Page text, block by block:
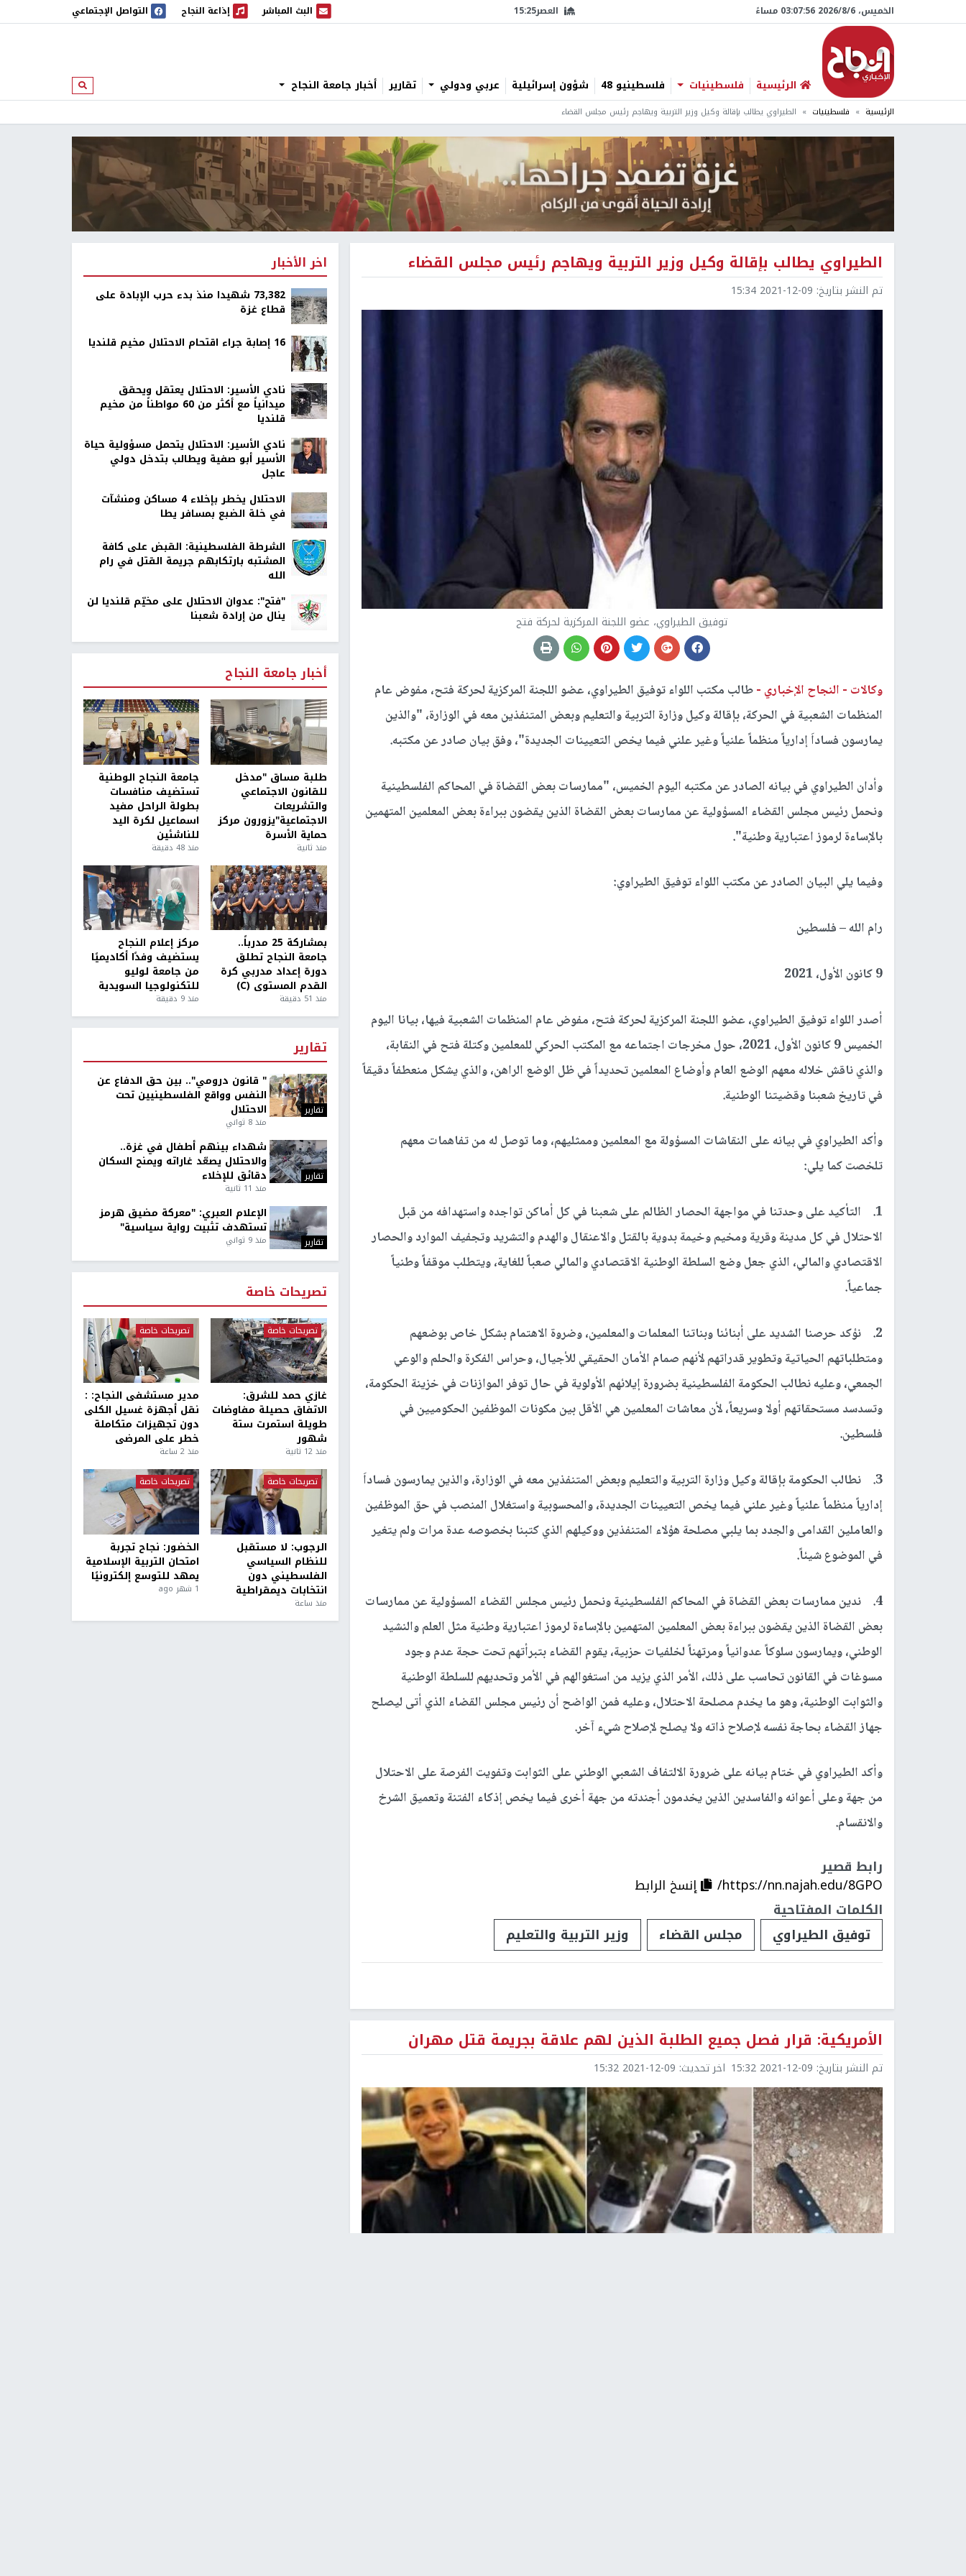
الخميس، 6/‏8/‏2026 03:07:57 مساءً العصر15:25 البث المباشر
البث المباشر إذاعة النجاح
إذاعة النجاح التواصل الإجتماعي
الرئيسية فلسطينيات فلسطينيو 48 شؤون إسرائيلية عربي ودولي تقارير أخبار جامعة النجاح ابحث
الرئيسية فلسطينيات الطيراوي يطالب بإقالة وكيل وزير التربية ويهاجم رئيس مجلس القضاء
الطيراوي يطالب بإقالة وكيل وزير التربية ويهاجم رئيس مجلس القضاء
تم النشر بتاريخ: 2021-12-09 15:34
توفيق الطيراوي، عضو اللجنة المركزية لحركة فتح
وكالات - النجاح الإخباري -طالب مكتب اللواء توفيق الطيراوي، عضو اللجنة المركزية لحركة فتح، مفوض عام
المنظمات الشعبية في الحركة، بإقالة وكيل وزارة التربية والتعليم وبعض المتنفذين معه في الوزارة، "والذين
يمارسون فساداَ إدارياً منظماً علنياً وغير علني فيما يخص التعيينات الجديدة"، وفق بيان صادر عن مكتبه.
وأدان الطيراوي في بيانه الصادر عن مكتبه اليوم الخميس، "ممارسات بعض القضاة في المحاكم الفلسطينية
ونحمل رئيس مجلس القضاء المسؤولية عن ممارسات بعض القضاة الذين يقضون ببراءة بعض المعلمين المتهمين
بالإساءة لرموز اعتبارية وطنية".
وفيما يلي البيان الصادر عن مكتب اللواء توفيق الطيراوي:
رام الله – فلسطين
9 كانون الأول، 2021
أصدر اللواء توفيق الطيراوي، عضو اللجنة المركزية لحركة فتح، مفوض عام المنظمات الشعبية فيها، بيانا اليوم
الخميس 9 كانون الأول، 2021، حول مخرجات اجتماعه مع المكتب الحركي للمعلمين وكتلة فتح في النقابة،
والذي ناقش خلاله معهم الوضع العام وأوضاع المعلمين تحديداً في ظل الوضع الراهن، والذي يشكل منعطفاً دقيقاً
في تاريخ شعبنا وقضيتنا الوطنية.
وأكد الطيراوي في بيانه على النقاشات المسؤولة مع المعلمين وممثليهم، وما توصل له من تفاهمات معهم
تلخصت كما يلي:
1. التأكيد على وحدتنا في مواجهة الحصار الظالم على شعبنا في كل أماكن تواجده واستهدافه من قبل
الاحتلال في كل مدينة وقرية ومخيم وخيمة بدوية بالقتل والاعنقال والهدم والتشريد وتجفيف الموارد والحصار
الاقتصادي والمالي، الذي جعل وضع السلطة الوطنية الاقتصادي والمالي صعباً للغاية، ويتطلب موقفاً وطنياً
جماعياً.
2. نؤكد حرصنا الشديد على أبنائنا وبناتنا المعلمات والمعلمين، وضروة الاهتمام بشكل خاص بوضعهم
ومتطلباتهم الحياتية وتطوير قدراتهم لأنهم صمام الأمان الحقيقي للأجيال، وحراس الفكرة والحلم والوعي
الجمعي، وعليه نطالب الحكومة الفلسطينية بضرورة إيلائهم الأولوية في حال توفر الموازنات في خزينة الحكومة،
وتسدسد مستحقاتهم أولا وسريعاً، لأن معاشات المعلمين هي الأقل بين مكونات الموظفين الحكوميين في
فلسطين.
3. نطالب الحكومة بإقالة وكيل وزارة التربية والتعليم وبعض المتنفذين معه في الوزارة، والذين يمارسون فساداَ
إدارياً منظماً علنياً وغير علني فيما يخص التعيينات الجديدة، والمحسوبية واستغلال المنصب في حق الموظفين
والعاملين القدامى والجدد بما يلبي مصلحة هؤلاء المتنفذين ووكيلهم الذي كتبنا بخصوصه عدة مرات ولم يتغير
في الموضوع شيئاً.
4. ندين ممارسات بعض القضاة في المحاكم الفلسطينية ونحمل رئيس مجلس القضاء المسؤولية عن ممارسات
بعض القضاة الذين يقضون ببراءة بعض المعلمين المتهمين بالإساءة لرموز اعتبارية وطنية مثل العلم والنشيد
الوطني، ويمارسون سلوكاً عدوانياً ومرتهناً لخلفيات حزبية، يقوم القضاء بتبرأتهم تحت حجة عدم وجود
مسوغات في القانون تحاسب على ذلك، الأمر الذي يزيد من استغوالهم في الأمر وتحديهم للسلطة الوطنية
والثوابت الوطنية، وهو ما يخدم مصلحة الاحتلال، وعليه فمن الواضح أن رئيس مجلس القضاء الذي أتى ليصلح
جهاز القضاء بحاجة نفسه لإصلاح ذاته ولا يصلح لإصلاح شيء آخر.
وأكد الطيراوي في ختام بيانه على ضرورة الالتفاف الشعبي الوطني على الثوابت وتفويت الفرصة على الاحتلال
من جهة وعلى أعوانه والفاسدين الذين يخدمون أجندته من جهة أخرى فيما يخص إذكاء الفتنة وتعميق الشرخ
والانقسام.
رابط قصير
https://nn.najah.edu/8GPO/
إنسخ الرابط
الكلمات المفتاحية
توفيق الطيراوي
مجلس القضاء وزير التربية والتعليم
الأمريكية: قرار فصل جميع الطلبة الذين لهم علاقة بجريمة قتل مهران
تم النشر بتاريخ: 2021-12-09 15:32 اخر تحديث: 2021-12-09 15:32
اخر الأخبار
73,382 شهيدا منذ بدء حرب الإبادة على
قطاع غزة
16 إصابة جراء اقتحام الاحتلال مخيم قلنديا
نادي الأسير: الاحتلال يعتقل ويحقق
ميدانياً مع أكثر من 60 مواطناً من مخيم
قلنديا
نادي الأسير: الاحتلال يتحمل مسؤولية حياة
الأسير أبو صفية ويطالب بتدخل دولي
عاجل
الاحتلال يخطر بإخلاء 4 مساكن ومنشآت
في خلة الضبع بمسافر يطا
الشرطة الفلسطينية: القبض على كافة
المشتبه بارتكابهم جريمة القتل في رام
الله
"فتح": عدوان الاحتلال على مخيّم قلنديا لن
ينال من إرادة شعبنا
أخبار جامعة النجاح
طلبة مساق "مدخل
للقانون الاجتماعي
والتشريعات
الاجتماعية"يزورون مركز
حماية الأسرة
منذ ثانية
جامعة النجاح الوطنية
تستضيف منافسات
بطولة الراحل مفيد
اسماعيل لكرة اليد
للناشئين
منذ 48 دقيقة
بمشاركة 25 مدرباً..
جامعة النجاح تطلق
دورة إعداد مدربي كرة
القدم المستوى (C)
منذ 51 دقيقة
مركز إعلام النجاح
يستضيف وفدًا أكاديميًا
من جامعة لوليو
للتكنولوجيا السويدية
منذ 9 دقيقة
تقارير
تقارير
" قانون درومي".. بين حق الدفاع عن
النفس وواقع الفلسطينيين تحت
الاحتلال
منذ 8 ثواني
تقارير
شهداء بينهم أطفال في غزة..
والاحتلال يصعّد غاراته ويمنح السكان
دقائق للإخلاء
منذ 11 ثانية
تقارير
الإعلام العبري: "معركة مضيق هرمز
تستهدف تثبيت رواية سياسية"
منذ 9 ثواني
تصريحات خاصة
تصريحات خاصة
غازي حمد للشرق:
الاتفاق حصيلة مفاوضات
طويلة استمرت ستة
شهور
منذ 12 ثانية
تصريحات خاصة
مدير مستشفى النجاح: :
نقل أجهزة غسيل الكلى
دون تجهيزات متكاملة
خطر على المرضى
منذ 2 ساعة
تصريحات خاصة
الرجوب: لا مستقبل
للنظام السياسي
الفلسطيني دون
انتخابات ديمقراطية
منذ ساعة
تصريحات خاصة
الخضور: نجاح تجربة
امتحان التربية الإسلامية
يمهد للتوسع إلكترونيًا
1 شهر ago